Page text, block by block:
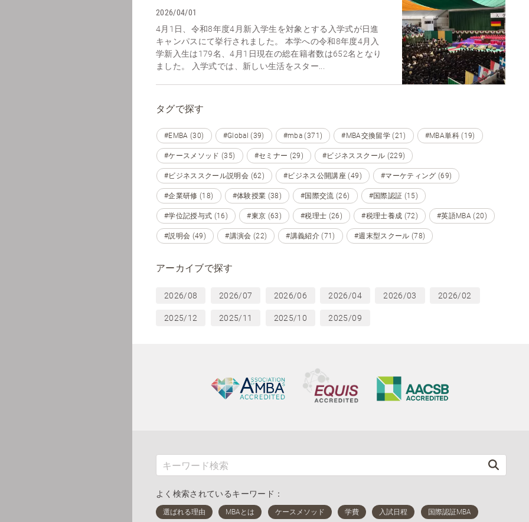
2026/04/01
4月1日、令和8年度4月新入学生を対象とする入学式が日進
キャンパスにて挙行されました。 本学への令和8年度4月入
学新入生は179名、4月1日現在の総在籍者数は652名となり
ました。 入学式では、新しい生活をスター...
タグで探す
#EMBA (30) #Global (39) #mba (371) #MBA交換留学 (21) #MBA単科 (19)
#ケースメソッド (35) #セミナー (29) #ビジネススクール (229)
#ビジネススクール説明会 (62) #ビジネス公開講座 (49) #マーケティング (69)
#企業研修 (18) #体験授業 (38) #国際交流 (26) #国際認証 (15)
#学位記授与式 (16) #東京 (63) #税理士 (26) #税理士養成 (72) #英語MBA (20)
#説明会 (49) #講演会 (22) #講義紹介 (71) #週末型スクール (78)
アーカイブで探す
2026/08 2026/07 2026/06 2026/04 2026/03 2026/02
2025/12 2025/11 2025/10 2025/09
よく検索されているキーワード：